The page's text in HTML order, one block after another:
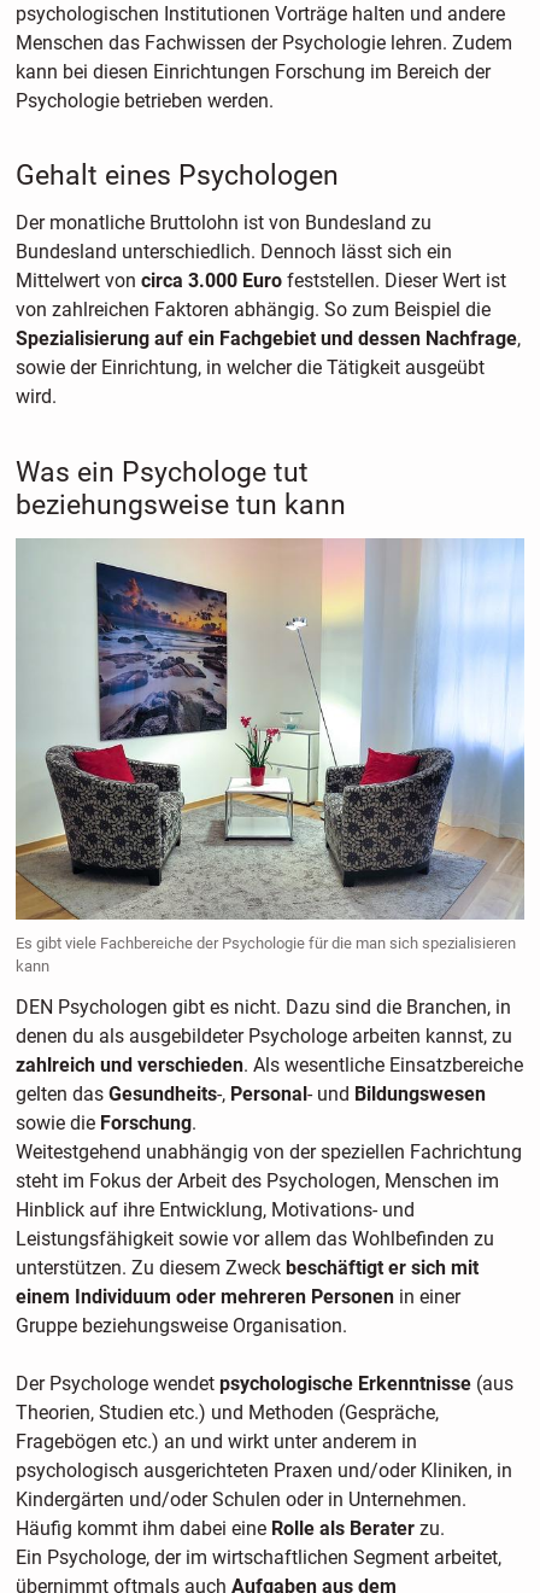
psychologischen Institutionen Vorträge halten und andere
Menschen das Fachwissen der Psychologie lehren. Zudem
kann bei diesen Einrichtungen Forschung im Bereich der
Psychologie betrieben werden.
Gehalt eines Psychologen
Der monatliche Bruttolohn ist von Bundesland zu
Bundesland unterschiedlich. Dennoch lässt sich ein
Mittelwert von circa 3.000 Euro feststellen. Dieser Wert ist
von zahlreichen Faktoren abhängig. So zum Beispiel die
Spezialisierung auf ein Fachgebiet und dessen Nachfrage,
sowie der Einrichtung, in welcher die Tätigkeit ausgeübt
wird.
Was ein Psychologe tut
beziehungsweise tun kann
Es gibt viele Fachbereiche der Psychologie für die man sich spezialisieren
kann
DEN Psychologen gibt es nicht. Dazu sind die Branchen, in
denen du als ausgebildeter Psychologe arbeiten kannst, zu
zahlreich und verschieden. Als wesentliche Einsatzbereiche
gelten das Gesundheits-, Personal- und Bildungswesen
sowie die Forschung.
Weitestgehend unabhängig von der speziellen Fachrichtung
steht im Fokus der Arbeit des Psychologen, Menschen im
Hinblick auf ihre Entwicklung, Motivations- und
Leistungsfähigkeit sowie vor allem das Wohlbefinden zu
unterstützen. Zu diesem Zweck beschäftigt er sich mit
einem Individuum oder mehreren Personenin einer
Gruppe beziehungsweise Organisation.
Der Psychologe wendet psychologische Erkenntnisse(aus
Theorien, Studien etc.) und Methoden (Gespräche,
Fragebögen etc.) an und wirkt unter anderem in
psychologisch ausgerichteten Praxen und/oder Kliniken, in
Kindergärten und/oder Schulen oder in Unternehmen.
Häufig kommt ihm dabei eine Rolle als Berater zu.
Ein Psychologe, der im wirtschaftlichen Segment arbeitet,
übernimmt oftmals auch Aufgaben aus dem